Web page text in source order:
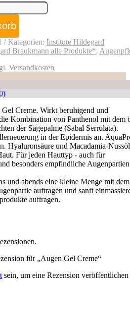
Kategorien: Institute Hildegard
Braukmann alle Produkte*,
Versandkosten
Creme. Wirkt beruhigend und
Kombination von Panthenol mit dem
der Sägepalme (Sabal Serrulata).
in der Epidermis an.
Hyaluronsäure und Macadamia-Nussöl
Für jeden Hauttyp - auch für
besonders empfindliche Augenpartien
und abends eine kleine Menge mit dem
auftragen und sanft
auftragen.
für „Augen Gel Creme“
sein, um eine Rezension veröffentlichen